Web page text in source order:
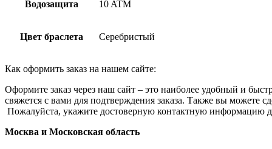
Водозащита 10 ATM
Цвет браслета Серебристый
Как оформить заказ на нашем сайте:
Оформите заказ через наш сайт – это наиболее удобный и
свяжется с вами для подтверждения заказа. Также вы можете
Пожалуйста, укажите достоверную контактную информацию
Москва и Московская область